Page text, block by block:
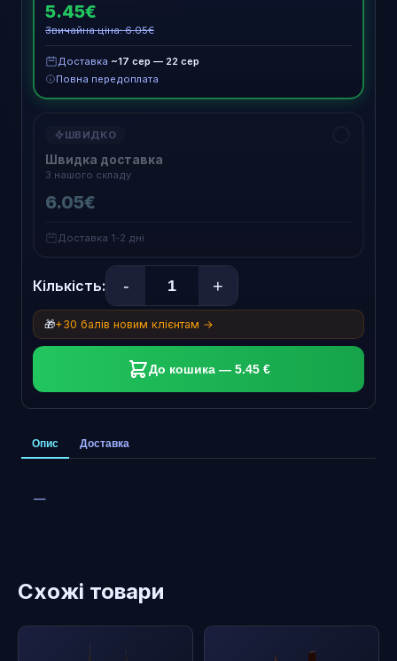
5.45€
Звичайна ціна: 6.05€
Доставка ~17 сер — 22 сер
Повна передоплата
ШВИДКО
Швидка доставка
З нашого складу
6.05€
Доставка 1-2 дні
Кількість: - +
🎁+30 балів новим клієнтам →
До кошика — 5.45 €
Опис Доставка
—
Схожі товари